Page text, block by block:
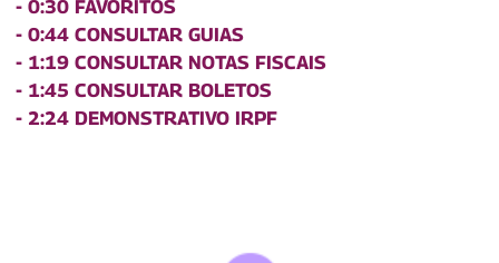
- 0:30 FAVORITOS
- 0:44 CONSULTAR GUIAS
- 1:19 CONSULTAR NOTAS FISCAIS
- 1:45 CONSULTAR BOLETOS
- 2:24 DEMONSTRATIVO IRPF